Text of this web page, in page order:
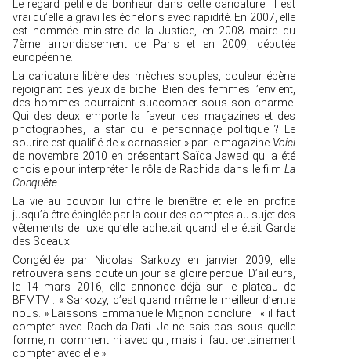
Le regard pétille de bonheur dans cette caricature. Il est
vrai qu’elle a gravi les échelons avec rapidité. En 2007, elle
est nommée ministre de la Justice, en 2008 maire du
7ème arrondissement de Paris et en 2009, députée
européenne.
La caricature libère des mèches souples, couleur ébène
rejoignant des yeux de biche. Bien des femmes l’envient,
des hommes pourraient succomber sous son charme.
Qui des deux emporte la faveur des magazines et des
photographes, la star ou le personnage politique ? Le
sourire est qualifié de « carnassier » par le magazine Voici
de novembre 2010 en présentant Saïda Jawad qui a été
choisie pour interpréter le rôle de Rachida dans le film La
Conquête.
La vie au pouvoir lui offre le bienêtre et elle en profite
jusqu’à être épinglée par la cour des comptes au sujet des
vêtements de luxe qu’elle achetait quand elle était Garde
des Sceaux.
Congédiée par Nicolas Sarkozy en janvier 2009, elle
retrouvera sans doute un jour sa gloire perdue. D’ailleurs,
le 14 mars 2016, elle annonce déjà sur le plateau de
BFMTV : « Sarkozy, c’est quand même le meilleur d’entre
nous. » Laissons Emmanuelle Mignon conclure : « il faut
compter avec Rachida Dati. Je ne sais pas sous quelle
forme, ni comment ni avec qui, mais il faut certainement
compter avec elle ».